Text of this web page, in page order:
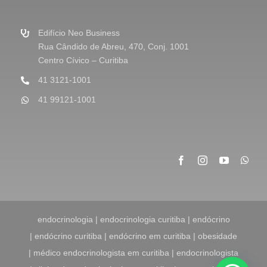
m
Edifício Neo Business
Rua Cândido de Abreu, 470, Conj. 1001
Centro Cívico – Curitiba
41 3121-1001
41 99121-1001
endocrinologia | endocrinologia curitiba | endócrino
| endócrino curitiba | endócrino em curitiba | obesidade
| médico endocrinologista em curitiba | endocrinologista